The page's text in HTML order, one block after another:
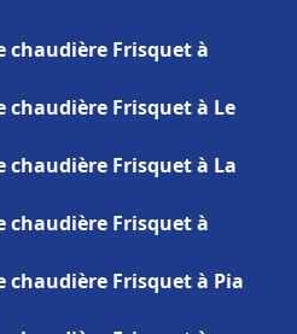
Frisquet à
Frisquet à Le
Frisquet à La
Frisquet à
Frisquet à Pia